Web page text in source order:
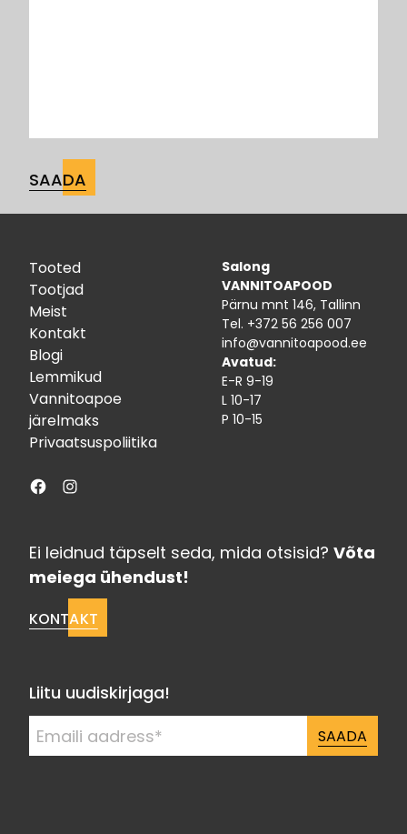
Tooted
Tootjad
Meist
Kontakt
Blogi
Lemmikud
Vannitoapoe
järelmaks
Privaatsuspoliitika
Facebook
Salong
VANNITOAPOOD
Pärnu mnt 146, Tallinn
Tel. +372 56 256 007
info@vannitoapood.ee
Avatud:
E-R 9-19
L 10-17
P 10-15
Ei leidnud täpselt seda, mida otsisid? Võta
meiega ühendust!
KONTAKT
Liitu uudiskirjaga!
SAADA